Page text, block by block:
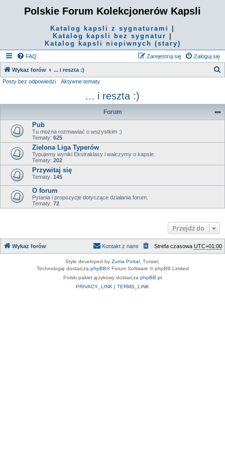
Polskie Forum Kolekcjonerów Kapsli
Katalog kapsli z sygnaturami
Katalog kapsli bez sygnatur
Katalog kapsli niepiwnych (stary)
FAQ Zaloguj się
Zarejestruj się
Wykaz forów ... i reszta :)
k
Posty bez odpowiedzi Aktywne tematy
... i reszta :)
Forum
Pub
Tu można rozmawiać o wszystkim :)
Tematy: 625
Zielona Liga Typerów
Typujemy wyniki Ekstraklasy i walczymy o kapsle.
Tematy: 202
Przywitaj się
Tematy: 145
O forum
Pytania i propozycje dotyczące działania forum.
Tematy: 72
Przejdź do
Wykaz forów Strefa czasowa UTC+01:00
Kontakt z nami
Style developed by Zuma Portal , Turaiel,
Technologię dostarcza phpBB® Forum Software © phpBB Limited
Polski pakiet językowy dostarcza phpBB.pl
PRIVACY_LINK | TERMS_LINK